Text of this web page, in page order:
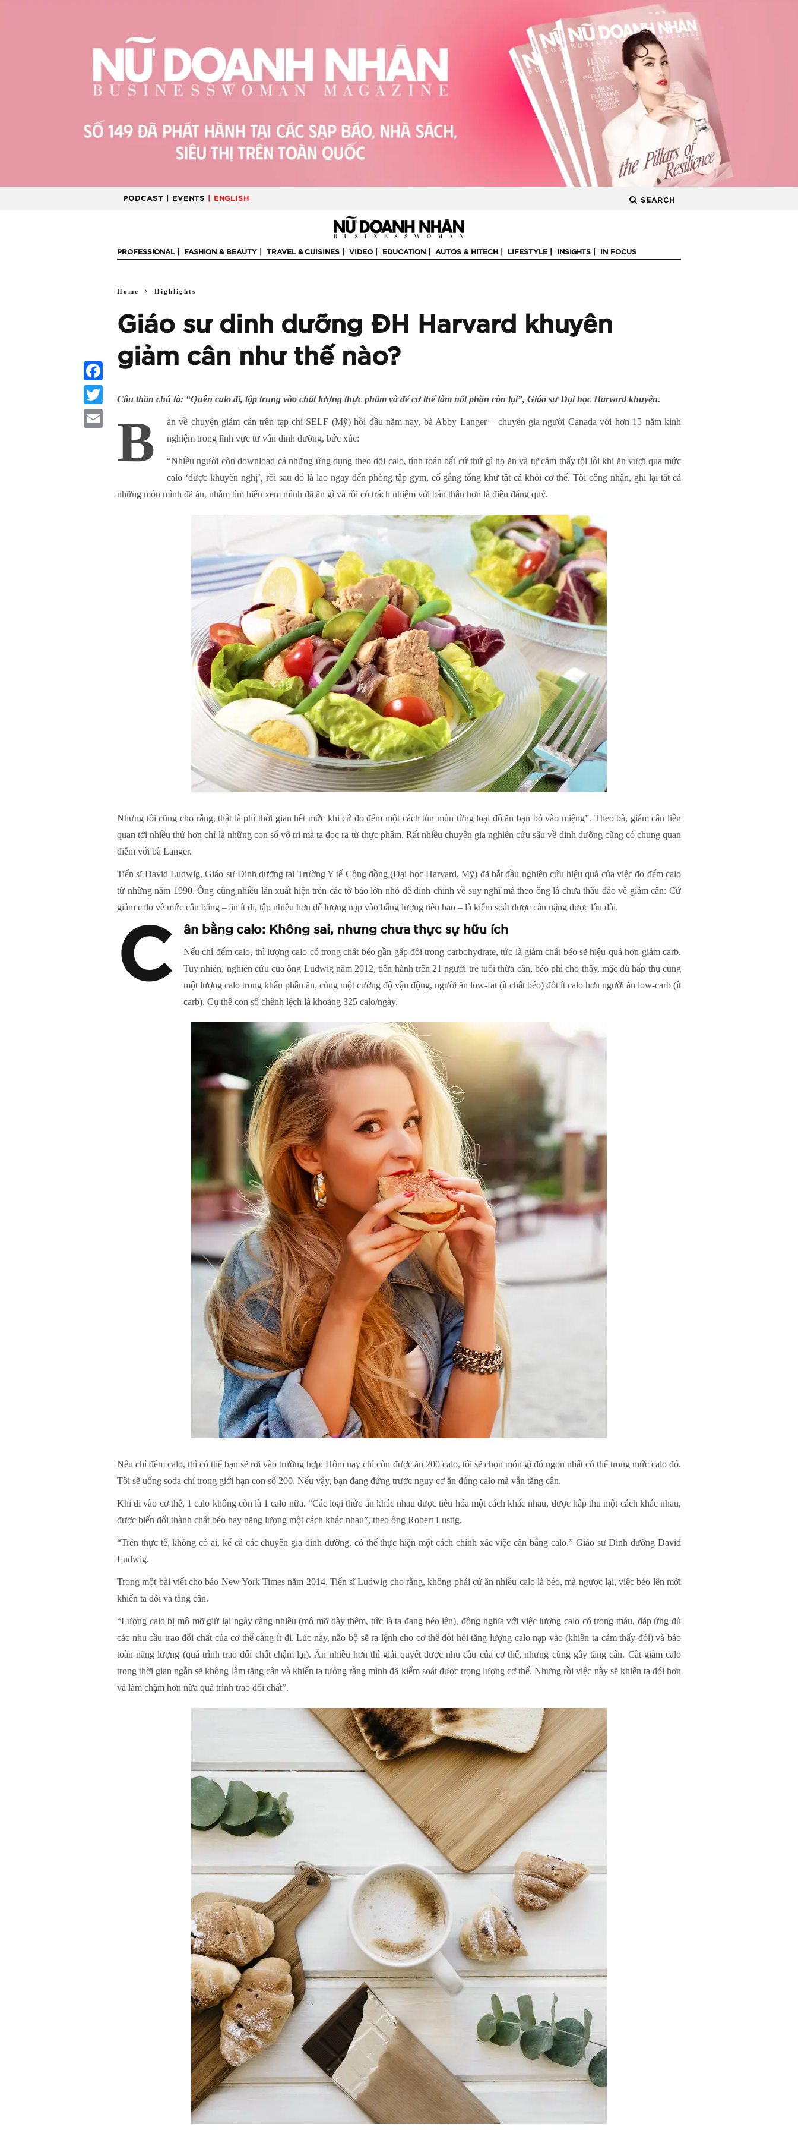
PODCAST | EVENTS | ENGLISH SEARCH
PROFESSIONAL FASHION & BEAUTY TRAVEL & CUISINES VIDEO EDUCATION AUTOS & HITECH LIFESTYLE INSIGHTS IN FOCUS
Home Highlights
Giáo sư dinh dưỡng ĐH Harvard khuyên
giảm cân như thế nào?
Câu thần chú là: “Quên calo đi, tập trung vào chất lượng thực phẩm và để cơ thể làm nốt phần còn lại”, Giáo sư Đại học Harvard khuyên.
B
àn về chuyện giảm cân trên tạp chí SELF (Mỹ) hồi đầu năm nay, bà Abby Langer – chuyên gia người Canada với hơn 15 năm kinh
nghiệm trong lĩnh vực tư vấn dinh dưỡng, bức xúc:
“Nhiều người còn download cả những ứng dụng theo dõi calo, tính toán bất cứ thứ gì họ ăn và tự cảm thấy tội lỗi khi ăn vượt qua mức
calo ‘được khuyến nghị’, rồi sau đó là lao ngay đến phòng tập gym, cố gắng tống khứ tất cả khỏi cơ thể. Tôi công nhận, ghi lại tất cả
những món mình đã ăn, nhằm tìm hiểu xem mình đã ăn gì và rồi có trách nhiệm với bản thân hơn là điều đáng quý.
Nhưng tôi cũng cho rằng, thật là phí thời gian hết mức khi cứ đo đếm một cách tủn mủn từng loại đồ ăn bạn bỏ vào miệng”. Theo bà, giảm cân liên
quan tới nhiều thứ hơn chỉ là những con số vô tri mà ta đọc ra từ thực phẩm. Rất nhiều chuyên gia nghiên cứu sâu về dinh dưỡng cũng có chung quan
điểm với bà Langer.
Tiến sĩ David Ludwig, Giáo sư Dinh dưỡng tại Trường Y tế Cộng đồng (Đại học Harvard, Mỹ) đã bắt đầu nghiên cứu hiệu quả của việc đo đếm calo
từ những năm 1990. Ông cũng nhiều lần xuất hiện trên các tờ báo lớn nhỏ để đính chính về suy nghĩ mà theo ông là chưa thấu đáo về giảm cân: Cứ
giảm calo về mức cân bằng – ăn ít đi, tập nhiều hơn để lượng nạp vào bằng lượng tiêu hao – là kiểm soát được cân nặng được lâu dài.
C ân bằng calo: Không sai, nhưng chưa thực sự hữu ích
Nếu chỉ đếm calo, thì lượng calo có trong chất béo gần gấp đôi trong carbohydrate, tức là giảm chất béo sẽ hiệu quả hơn giảm carb.
Tuy nhiên, nghiên cứu của ông Ludwig năm 2012, tiến hành trên 21 người trẻ tuổi thừa cân, béo phì cho thấy, mặc dù hấp thụ cùng
một lượng calo trong khẩu phần ăn, cùng một cường độ vận động, người ăn low-fat (ít chất béo) đốt ít calo hơn người ăn low-carb (ít
carb). Cụ thể con số chênh lệch là khoảng 325 calo/ngày.
Nếu chỉ đếm calo, thì có thể bạn sẽ rơi vào trường hợp: Hôm nay chỉ còn được ăn 200 calo, tôi sẽ chọn món gì đó ngon nhất có thể trong mức calo đó.
Tôi sẽ uống soda chỉ trong giới hạn con số 200. Nếu vậy, bạn đang đứng trước nguy cơ ăn đúng calo mà vẫn tăng cân.
Khi đi vào cơ thể, 1 calo không còn là 1 calo nữa. “Các loại thức ăn khác nhau được tiêu hóa một cách khác nhau, được hấp thu một cách khác nhau,
được biến đổi thành chất béo hay năng lượng một cách khác nhau”, theo ông Robert Lustig.
“Trên thực tế, không có ai, kể cả các chuyên gia dinh dưỡng, có thể thực hiện một cách chính xác việc cân bằng calo.” Giáo sư Dinh dưỡng David
Ludwig.
Trong một bài viết cho báo New York Times năm 2014, Tiến sĩ Ludwig cho rằng, không phải cứ ăn nhiều calo là béo, mà ngược lại, việc béo lên mới
khiến ta đói và tăng cân.
“Lượng calo bị mô mỡ giữ lại ngày càng nhiều (mô mỡ dày thêm, tức là ta đang béo lên), đồng nghĩa với việc lượng calo có trong máu, đáp ứng đủ
các nhu cầu trao đổi chất của cơ thể càng ít đi. Lúc này, não bộ sẽ ra lệnh cho cơ thể đòi hỏi tăng lượng calo nạp vào (khiến ta cảm thấy đói) và bảo
toàn năng lượng (quá trình trao đổi chất chậm lại). Ăn nhiều hơn thì giải quyết được nhu cầu của cơ thể, nhưng cũng gây tăng cân. Cắt giảm calo
trong thời gian ngắn sẽ không làm tăng cân và khiến ta tưởng rằng mình đã kiểm soát được trọng lượng cơ thể. Nhưng rồi việc này sẽ khiến ta đói hơn
và làm chậm hơn nữa quá trình trao đổi chất”.
Facebook
Twitter